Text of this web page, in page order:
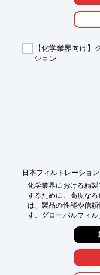
・微細部品の洗浄
・金属汚染対策
・環境負荷の低減
・ランニングコストの
【化学業界向け
ション
日本フィルトレーショ
化学業界における精
するために、高度な
は、製品の性能や信
す。グローバルフィ
去効率を実現するこ
【活用シーン】
・化学薬品の精製